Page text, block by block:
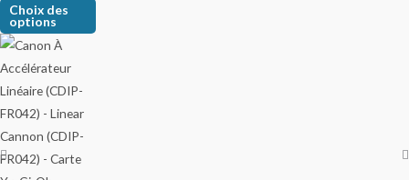
Choix des
options